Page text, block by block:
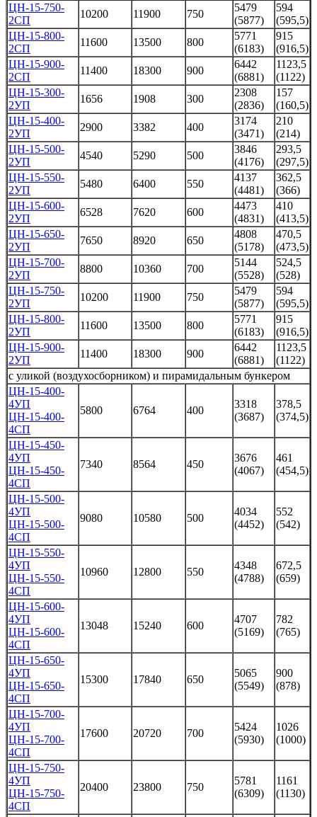
ЦН-15-750-
2СП
10200 11900 750
5479
(5877)
594
(595,5)
ЦН-15-800-
2СП
11600 13500 800
5771
(6183)
915
(916,5)
ЦН-15-900-
2СП
11400 18300 900
6442
(6881)
1123,5
(1122)
ЦН-15-300-
2УП
1656 1908 300
2308
(2836)
157
(160,5)
ЦН-15-400-
2УП
2900 3382 400
3174
(3471)
210
(214)
ЦН-15-500-
2УП
4540 5290 500
3846
(4176)
293,5
(297,5)
ЦН-15-550-
2УП
5480 6400 550
4137
(4481)
362,5
(366)
ЦН-15-600-
2УП
6528 7620 600
4473
(4831)
410
(413,5)
ЦН-15-650-
2УП
7650 8920 650
4808
(5178)
470,5
(473,5)
ЦН-15-700-
2УП
8800 10360 700
5144
(5528)
524,5
(528)
ЦН-15-750-
2УП
10200 11900 750
5479
(5877)
594
(595,5)
ЦН-15-800-
2УП
11600 13500 800
5771
(6183)
915
(916,5)
ЦН-15-900-
2УП
11400 18300 900
6442
(6881)
1123,5
(1122)
с уликой (воздухосборником) и пирамидальным бункером
ЦН-15-400-
4УП
ЦН-15-400-
4СП
5800 6764 400
3318
(3687)
378,5
(374,5)
ЦН-15-450-
4УП
ЦН-15-450-
4СП
7340 8564 450
3676
(4067)
461
(454,5)
ЦН-15-500-
4УП
ЦН-15-500-
4СП
9080 10580 500
4034
(4452)
552
(542)
ЦН-15-550-
4УП
ЦН-15-550-
4СП
10960 12800 550
4348
(4788)
672,5
(659)
ЦН-15-600-
4УП
ЦН-15-600-
4СП
13048 15240 600
4707
(5169)
782
(765)
ЦН-15-650-
4УП
ЦН-15-650-
4СП
15300 17840 650
5065
(5549)
900
(878)
ЦН-15-700-
4УП
ЦН-15-700-
4СП
17600 20720 700
5424
(5930)
1026
(1000)
ЦН-15-750-
4УП
ЦН-15-750-
4СП
20400 23800 750
5781
(6309)
1161
(1130)